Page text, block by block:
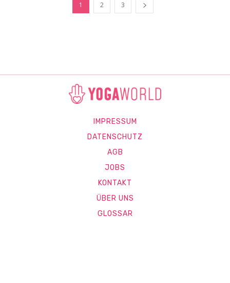
1 2 3
IMPRESSUM
DATENSCHUTZ
AGB
JOBS
KONTAKT
ÜBER UNS
GLOSSAR